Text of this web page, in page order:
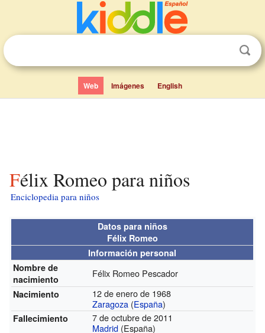
Web Imágenes English
Félix Romeo para niños
Enciclopedia para niños
Datos para niños
Félix Romeo
Información personal
Nombre de
nacimiento
Félix Romeo Pescador
Nacimiento
12 de enero de 1968
Zaragoza (España)
Fallecimiento
7 de octubre de 2011
Madrid (España)